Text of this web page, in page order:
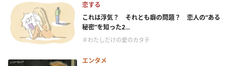
恋する
これは浮気？ それとも癖の問題？ 恋人の“ある
秘密”を知った2...
＃わたしだけの愛のカタチ
エンタメ